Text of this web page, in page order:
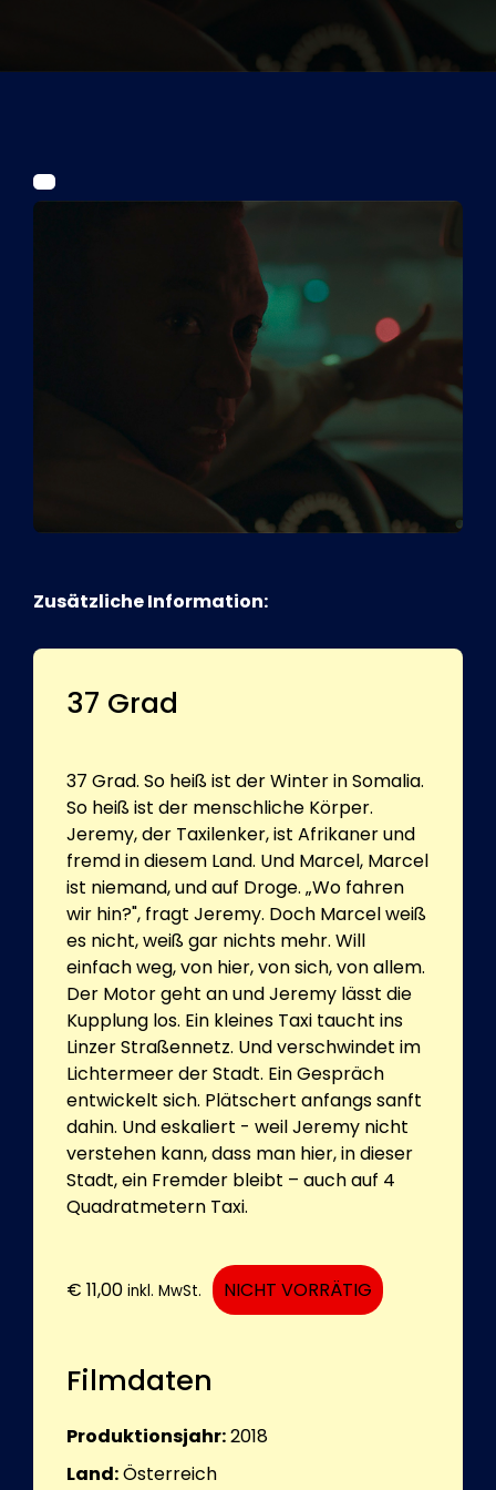
Kurier Romy 2026
Zusätzliche Information:
37 Grad
37 Grad. So heiß ist der Winter in Somalia.
So heiß ist der menschliche Körper.
Jeremy, der Taxilenker, ist Afrikaner und
fremd in diesem Land. Und Marcel, Marcel
ist niemand, und auf Droge. „Wo fahren
wir hin?", fragt Jeremy. Doch Marcel weiß
es nicht, weiß gar nichts mehr. Will
einfach weg, von hier, von sich, von allem.
Der Motor geht an und Jeremy lässt die
Kupplung los. Ein kleines Taxi taucht ins
Linzer Straßennetz. Und verschwindet im
Lichtermeer der Stadt. Ein Gespräch
entwickelt sich. Plätschert anfangs sanft
dahin. Und eskaliert - weil Jeremy nicht
verstehen kann, dass man hier, in dieser
Stadt, ein Fremder bleibt – auch auf 4
Quadratmetern Taxi.
€ 11,00 inkl. MwSt. NICHT VORRÄTIG
Filmdaten
Produktionsjahr:2018
Land:Österreich